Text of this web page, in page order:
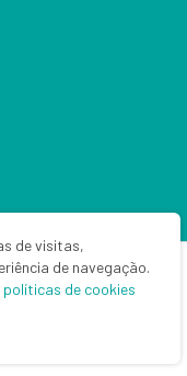
reservados.
de visitas,
de navegação.
políticas de cookies